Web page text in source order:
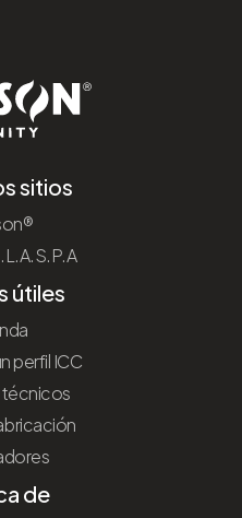
sitios
útiles
perfil ICC
de